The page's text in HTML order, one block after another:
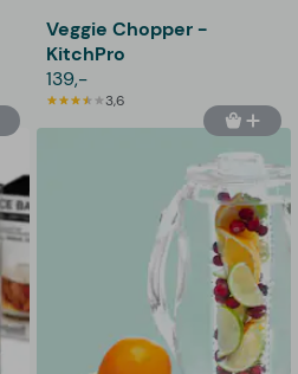
Veggie Chopper -
KitchPro
139,-
3,6